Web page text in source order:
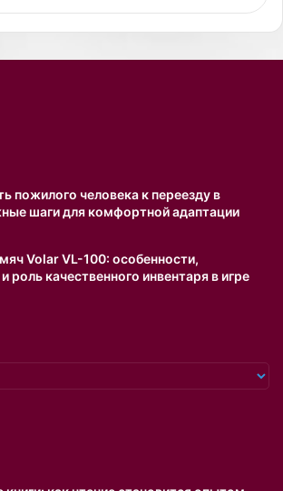
пожилого человека к переезду в
шаги для комфортной адаптации
Volar VL-100: особенности,
роль качественного инвентаря в игре